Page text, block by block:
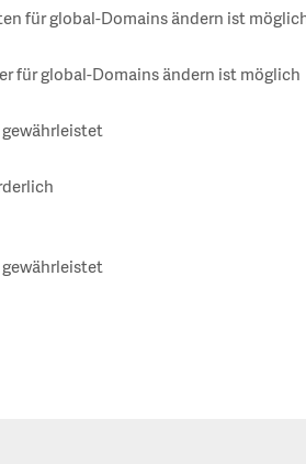
für global-Domains ändern ist
für global-Domains ändern ist möglich